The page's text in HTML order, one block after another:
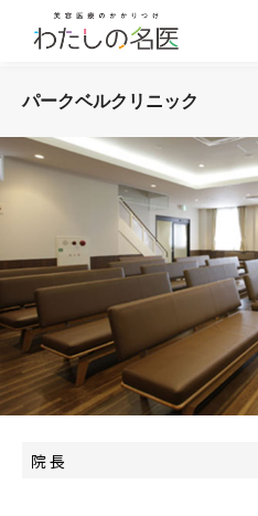
パークベルクリニック
院 長